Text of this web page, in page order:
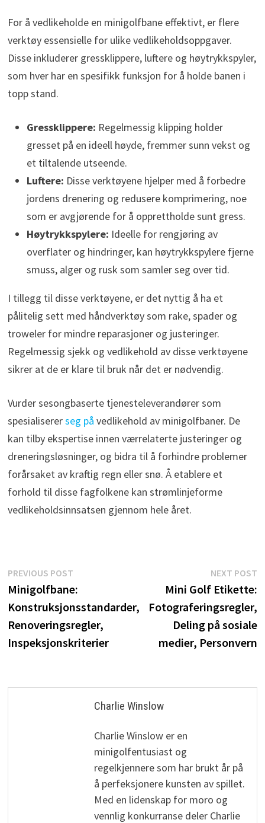
For å vedlikeholde en minigolfbane effektivt, er flere
verktøy essensielle for ulike vedlikeholdsoppgaver.
Disse inkluderer gressklippere, luftere og høytrykkspyler,
som hver har en spesifikk funksjon for å holde banen i
topp stand.
Gressklippere: Regelmessig klipping holder
gresset på en ideell høyde, fremmer sunn vekst og
et tiltalende utseende.
Luftere: Disse verktøyene hjelper med å forbedre
jordens drenering og redusere komprimering, noe
som er avgjørende for å opprettholde sunt gress.
Høytrykkspylere: Ideelle for rengjøring av
overflater og hindringer, kan høytrykkspylere fjerne
smuss, alger og rusk som samler seg over tid.
I tillegg til disse verktøyene, er det nyttig å ha et
pålitelig sett med håndverktøy som rake, spader og
troweler for mindre reparasjoner og justeringer.
Regelmessig sjekk og vedlikehold av disse verktøyene
sikrer at de er klare til bruk når det er nødvendig.
Vurder sesongbaserte tjenesteleverandører som
spesialisererseg på vedlikehold av minigolfbaner. De
kan tilby ekspertise innen værrelaterte justeringer og
dreneringsløsninger, og bidra til å forhindre problemer
forårsaket av kraftig regn eller snø. Å etablere et
forhold til disse fagfolkene kan strømlinjeforme
vedlikeholdsinnsatsen gjennom hele året.
Post
navigation
PREVIOUS POSTPrevious
post:
Minigolfbane:
Konstruksjonsstandarder,
Renoveringsregler,
Inspeksjonskriterier
NEXT POST
Mini Golf Etikette:
Fotograferingsregler,
Deling på sosiale
medier, Personvern
Charlie Winslow
Charlie Winslow er en
minigolfentusiast og
regelkjennere som har brukt år på
å perfeksjonere kunsten av spillet.
Med en lidenskap for moro og
vennlig konkurranse deler Charlie